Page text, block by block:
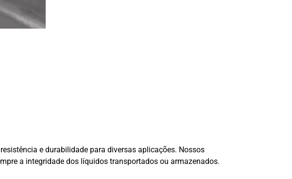
e durabilidade para diversas aplicações. Nossos
a integridade dos líquidos transportados ou armazenados.